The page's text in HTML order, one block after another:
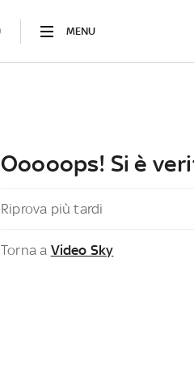
MENU
Ooooops! Si è
Riprova più tardi
Torna a Video Sky